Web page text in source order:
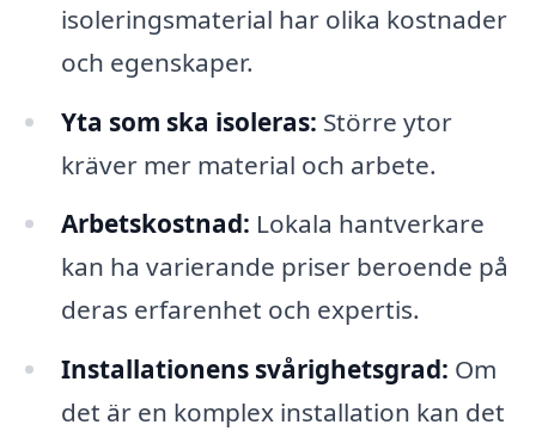
isoleringsmaterial har olika kostnader
och egenskaper.
Yta som ska isoleras: Större ytor
kräver mer material och arbete.
Arbetskostnad: Lokala hantverkare
kan ha varierande priser beroende på
deras erfarenhet och expertis.
Installationens svårighetsgrad: Om
det är en komplex installation kan det